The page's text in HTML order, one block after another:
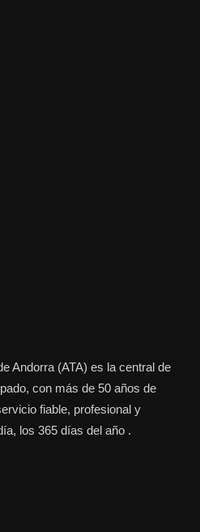
Andorra (ATA) es la central de
con más de 50 años de
fiable, profesional y
los 365 días del año .